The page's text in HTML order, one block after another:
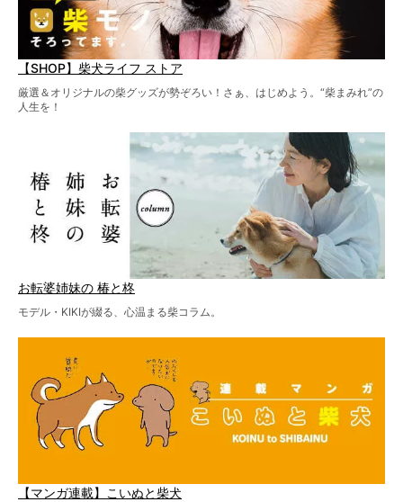
【SHOP】柴犬ライフ ストア
厳選＆オリジナルの柴グッズが勢ぞろい！さぁ、はじめよう。“柴まみれ”の
人生を！
お転婆姉妹の 椿と柊
モデル・KIKIが綴る、心温まる柴コラム。
【マンガ連載】こいぬと柴犬